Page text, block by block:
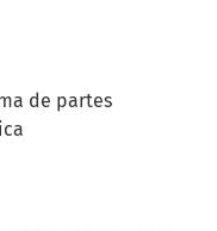
de partes